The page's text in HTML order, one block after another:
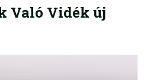
Való Vidék új